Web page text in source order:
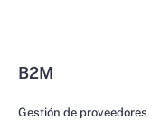
B2M
Gestión de proveedores